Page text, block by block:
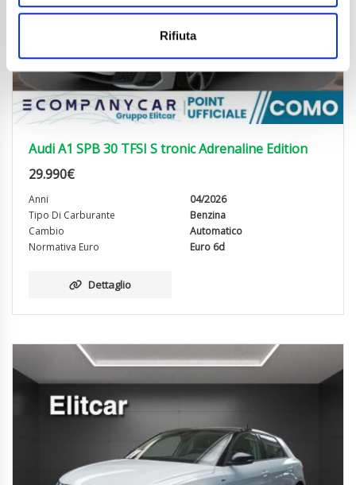
Rifiuta
Audi A1 SPB 30 TFSI S tronic Adrenaline Edition
29.990€
Anni
04/2026
Tipo Di Carburante
Benzina
Cambio
Automatico
Normativa Euro
Euro 6d
Dettaglio